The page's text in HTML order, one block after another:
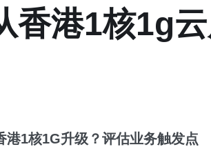
香港1核1g
港1核1G升级？评估业务触发点